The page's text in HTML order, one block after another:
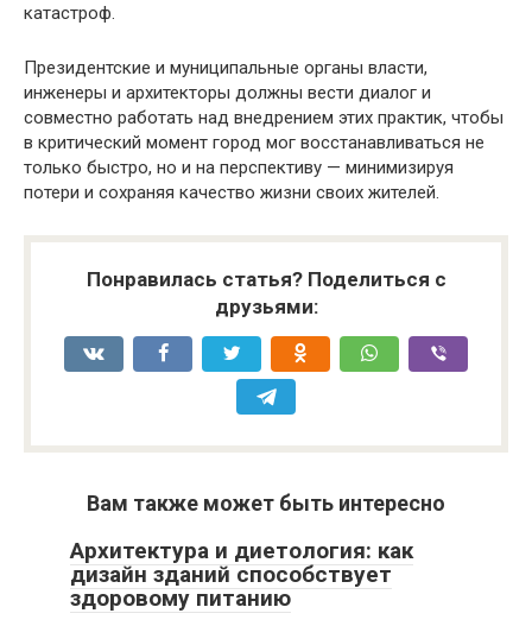
катастроф.
Президентские и муниципальные органы власти,
инженеры и архитекторы должны вести диалог и
совместно работать над внедрением этих практик, чтобы
в критический момент город мог восстанавливаться не
только быстро, но и на перспективу — минимизируя
потери и сохраняя качество жизни своих жителей.
Понравилась статья? Поделиться с
друзьями:
Вам также может быть интересно
Архитектура и диетология: как
дизайн зданий способствует
здоровому питанию